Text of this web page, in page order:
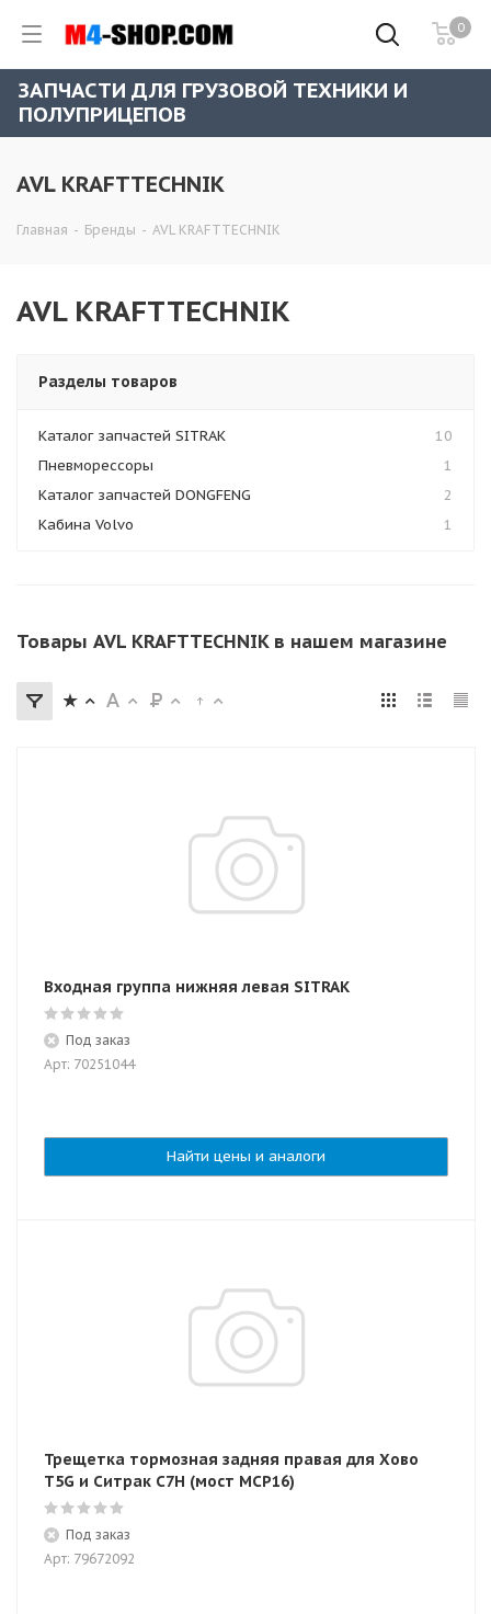
0
ЗАПЧАСТИ ДЛЯ ГРУЗОВОЙ ТЕХНИКИ И
ПОЛУПРИЦЕПОВ
AVL KRAFTTECHNIK
Главная - Бренды - AVL KRAFTTECHNIK
AVL KRAFTTECHNIK
Разделы товаров
Каталог запчастей SITRAK
10
Пневморессоры
1
Каталог запчастей DONGFENG
2
Кабина Volvo
1
Товары AVL KRAFTTECHNIK в нашем магазине
Входная группа нижняя левая SITRAK
Под заказ
Арт: 70251044
Найти цены и аналоги
Трещетка тормозная задняя правая для Хово
T5G и Ситрак C7H (мост MCP16)
Под заказ
Арт: 79672092